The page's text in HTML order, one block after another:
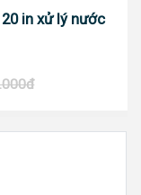
in xử lý nước